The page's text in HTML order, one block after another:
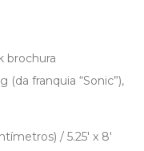
brochura
franquia “Sonic”),
/ 5.25′ x 8′